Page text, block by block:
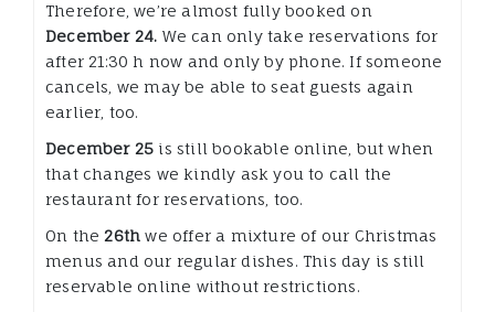
Therefore, we’re almost fully booked on
December 24. We can only take reservations for
after 21:30 h now and only by phone. If someone
cancels, we may be able to seat guests again
earlier, too.
December 25 is still bookable online, but when
that changes we kindly ask you to call the
restaurant for reservations, too.
On the26th we offer a mixture of our Christmas
menus and our regular dishes. This day is still
reservable online without restrictions.